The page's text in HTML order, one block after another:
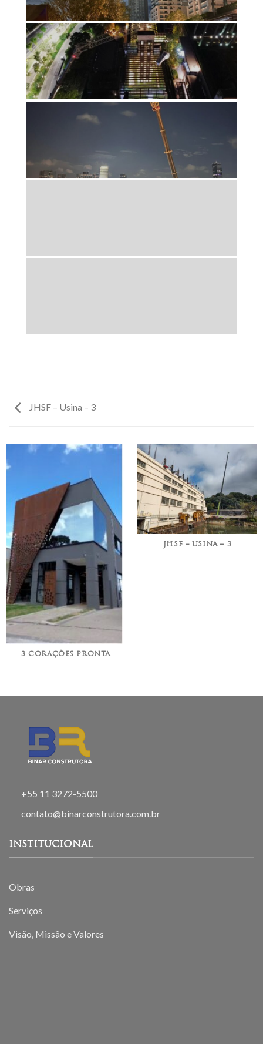
JHSF – Usina – 3
3 CORAÇÕES PRONTA
JHSF – USINA – 3
+55 11 3272-5500
contato@binarconstrutora.com.br
INSTITUCIONAL
Obras
Serviços
Visão, Missão e Valores